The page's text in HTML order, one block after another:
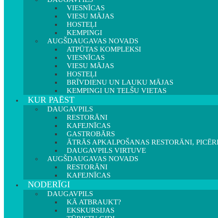
VIESNĪCAS
VIESU MĀJAS
HOSTEĻI
KEMPINGI
AUGŠDAUGAVAS NOVADS
ATPŪTAS KOMPLEKSI
VIESNĪCAS
VIESU MĀJAS
HOSTEĻI
BRĪVDIENU UN LAUKU MĀJAS
KEMPINGI UN TELŠU VIETAS
KUR PAĒST
DAUGAVPILS
RESTORĀNI
KAFEJNĪCAS
GASTROBĀRS
ĀTRĀS APKALPOŠANAS RESTORĀNI,
DAUGAVPILS VIRTUVE
AUGŠDAUGAVAS NOVADS
RESTORĀNI
KAFEJNĪCAS
NODERĪGI
DAUGAVPILS
KĀ ATBRAUKT?
EKSKURSIJAS